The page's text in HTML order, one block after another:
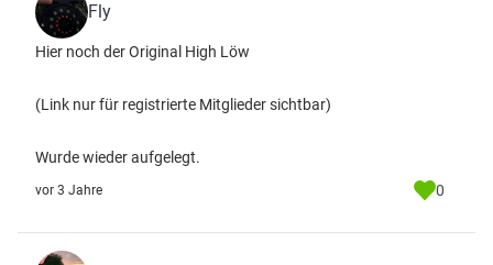
Fly
Hier noch der Original High Löw
(Link nur für registrierte Mitglieder sichtbar)
Wurde wieder aufgelegt.
vor 3 Jahre 0